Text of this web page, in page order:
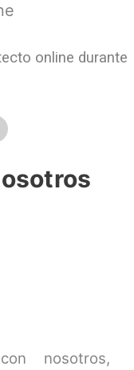
online durante
nosotros,